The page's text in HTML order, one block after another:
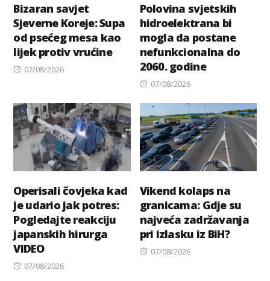
Bizaran savjet
Sjeverne Koreje: Supa
od psećeg mesa kao
lijek protiv vrućine
Posted
07/08/2026
Polovina svjetskih
hidroelektrana bi
mogla da postane
nefunkcionalna do
2060. godine
Posted
07/08/2026
Operisali čovjeka kad
je udario jak potres:
Pogledajte reakciju
japanskih hirurga
VIDEO
Posted
07/08/2026
Vikend kolaps na
granicama: Gdje su
najveća zadržavanja
pri izlasku iz BiH?
Posted
07/08/2026